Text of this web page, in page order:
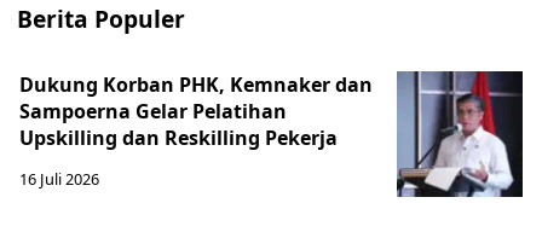
Berita Populer
Dukung Korban PHK, Kemnaker dan
Sampoerna Gelar Pelatihan
Upskilling dan Reskilling Pekerja
16 Juli 2026